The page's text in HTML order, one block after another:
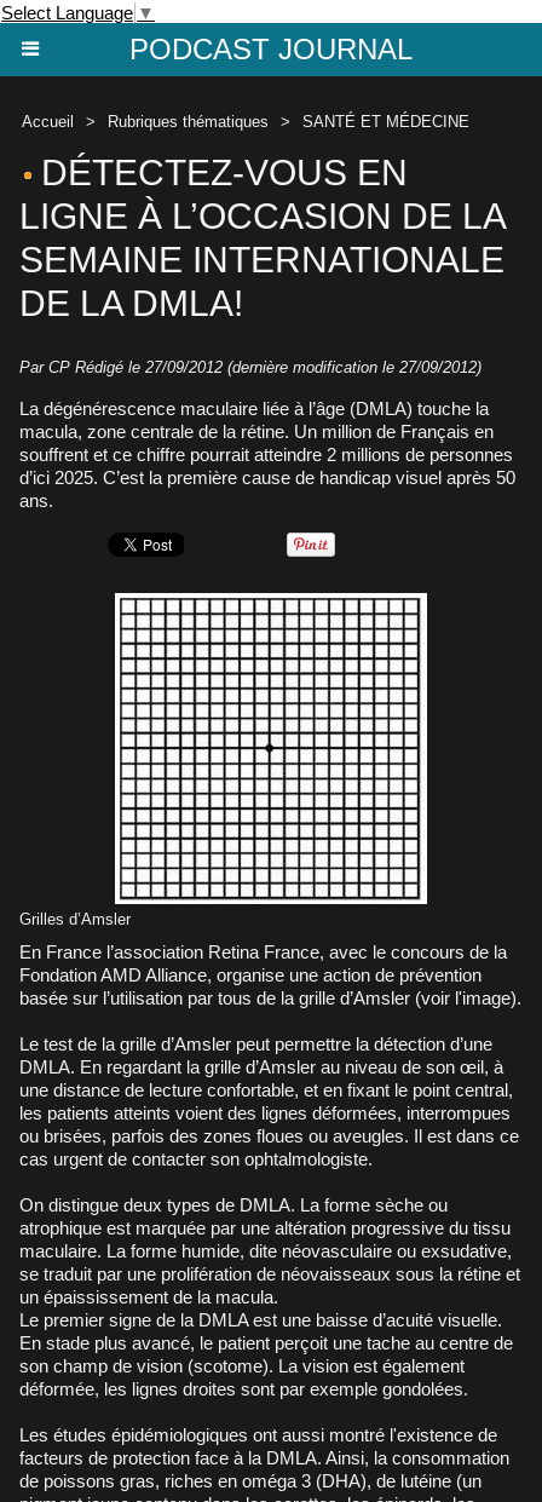
Select Language ▼
PODCAST JOURNAL
Accueil > Rubriques thématiques > SANTÉ ET MÉDECINE
DÉTECTEZ-VOUS EN
LIGNE À L’OCCASION DE LA
SEMAINE INTERNATIONALE
DE LA DMLA!
Par CP Rédigé le 27/09/2012 (dernière modification le 27/09/2012)
La dégénérescence maculaire liée à l’âge (DMLA) touche la
macula, zone centrale de la rétine. Un million de Français en
souffrent et ce chiffre pourrait atteindre 2 millions de personnes
d’ici 2025. C’est la première cause de handicap visuel après 50
ans.
Grilles d’Amsler
En France l’association Retina France, avec le concours de la
Fondation AMD Alliance, organise une action de prévention
basée sur l’utilisation par tous de la grille d’Amsler (voir l'image).
Le test de la grille d’Amsler peut permettre la détection d’une
DMLA. En regardant la grille d’Amsler au niveau de son œil, à
une distance de lecture confortable, et en fixant le point central,
les patients atteints voient des lignes déformées, interrompues
ou brisées, parfois des zones floues ou aveugles. Il est dans ce
cas urgent de contacter son ophtalmologiste.
On distingue deux types de DMLA. La forme sèche ou
atrophique est marquée par une altération progressive du tissu
maculaire. La forme humide, dite néovasculaire ou exsudative,
se traduit par une prolifération de néovaisseaux sous la rétine et
un épaississement de la macula.
Le premier signe de la DMLA est une baisse d’acuité visuelle.
En stade plus avancé, le patient perçoit une tache au centre de
son champ de vision (scotome). La vision est également
déformée, les lignes droites sont par exemple gondolées.
Les études épidémiologiques ont aussi montré l'existence de
facteurs de protection face à la DMLA. Ainsi, la consommation
de poissons gras, riches en oméga 3 (DHA), de lutéine (un